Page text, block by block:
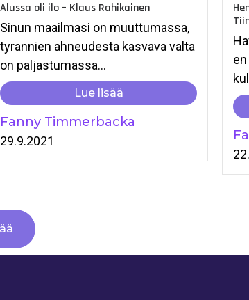
Alussa oli ilo – Klaus Rahikainen
Sinun maailmasi on muuttumassa,
tyrannien ahneudesta kasvava valta
on paljastumassa...
Lue lisää
Fanny Timmerbacka
29.9.2021